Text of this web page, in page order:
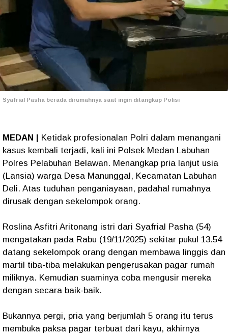
Syafrial Pasha berada dirumahnya saat ingin ditangkap Polisi
MEDAN | Ketidak profesionalan Polri dalam menangani
kasus kembali terjadi, kali ini Polsek Medan Labuhan
Polres Pelabuhan Belawan. Menangkap pria lanjut usia
(Lansia) warga Desa Manunggal, Kecamatan Labuhan
Deli. Atas tuduhan penganiayaan, padahal rumahnya
dirusak dengan sekelompok orang.
Roslina Asfitri Aritonang istri dari Syafrial Pasha (54)
mengatakan pada Rabu (19/11/2025) sekitar pukul 13.54
datang sekelompok orang dengan membawa linggis dan
martil tiba-tiba melakukan pengerusakan pagar rumah
miliknya. Kemudian suaminya coba mengusir mereka
dengan secara baik-baik.
Bukannya pergi, pria yang berjumlah 5 orang itu terus
membuka paksa pagar terbuat dari kayu, akhirnya